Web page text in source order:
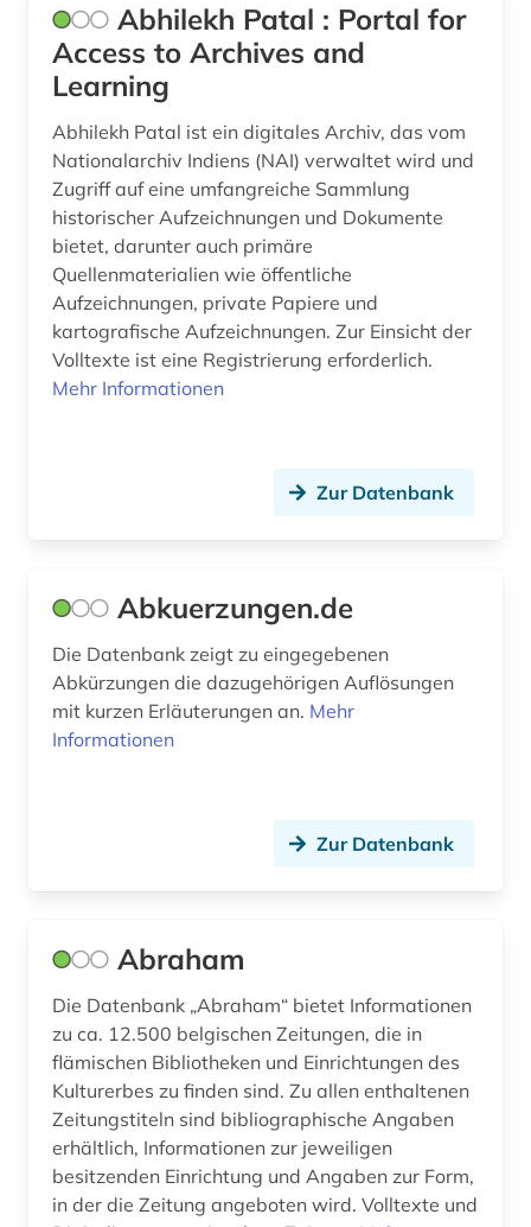
autor (2)
av-medien (1)
bachelorarbeit (3)
baden (1)
baden (baden) (1)
baden-württemberg (17)
badische landesbibliothek (3)
bangladesch (2)
bankarchiv (1)
barcelona (1)
bauteil (1)
bauwesen (1)
bayerisch-schwaben (2)
bayerische staatsbibliothek (2)
bayern (15)
beamter (1)
Schweiz (31)
Serbien (12)
Skandinavien (4)
Slowakei (6)
Slowenien (9)
Spanien (24)
Suedamerika (19)
Suedasien (4)
Tuerkei (10)
USA (28)
Ukraine (13)
Abhilekh Patal : Portal for
Access to Archives and
Learning
Abhilekh Patal ist ein digitales Archiv, das vom
Nationalarchiv Indiens (NAI) verwaltet wird und
Zugriff auf eine umfangreiche Sammlung
historischer Aufzeichnungen und Dokumente
bietet, darunter auch primäre
Quellenmaterialien wie öffentliche
Aufzeichnungen, private Papiere und
kartografische Aufzeichnungen. Zur Einsicht der
Volltexte ist eine Registrierung erforderlich.
Mehr Informationen
Zur Datenbank
Abkuerzungen.de
Die Datenbank zeigt zu eingegebenen
Abkürzungen die dazugehörigen Auflösungen
mit kurzen Erläuterungen an. Mehr
Informationen
Zur Datenbank
Abraham
Die Datenbank „Abraham“ bietet Informationen
zu ca. 12.500 belgischen Zeitungen, die in
flämischen Bibliotheken und Einrichtungen des
Kulturerbes zu finden sind. Zu allen enthaltenen
Zeitungstiteln sind bibliographische Angaben
erhältlich, Informationen zur jeweiligen
besitzenden Einrichtung und Angaben zur Form,
in der die Zeitung angeboten wird. Volltexte und